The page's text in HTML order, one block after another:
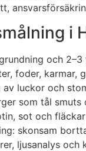
i
och
foder,
av luckor och
som tål
sot och
skonsam
ljusanalys